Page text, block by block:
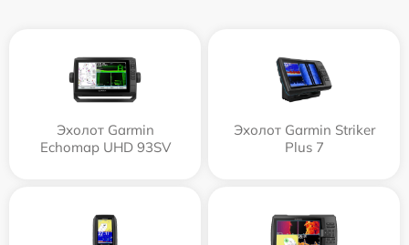
Эхолот Garmin
Echomap UHD 93SV
Эхолот Garmin Striker
Plus 7